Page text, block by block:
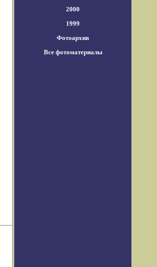
2000
1999
Фотоархив
Все фотоматериалы